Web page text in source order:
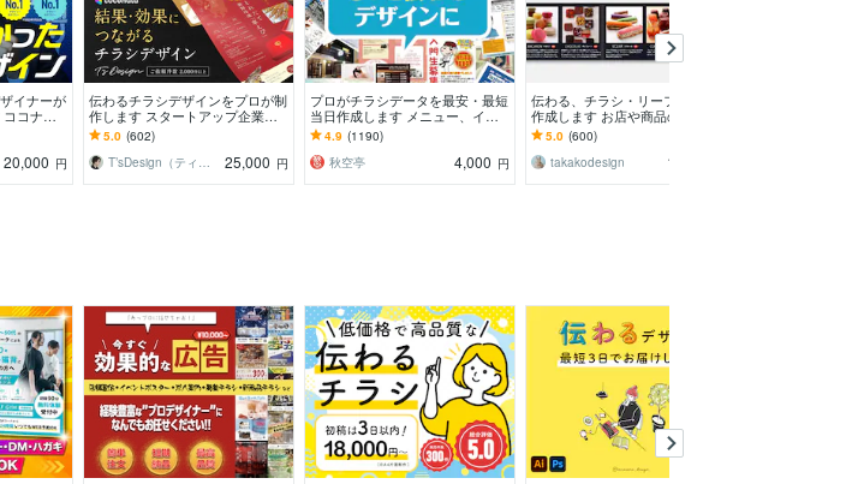
イナーが
コナラ
個人まで
20,000 円
伝わるチラシデザインをプロが制
作します スタートアップ企業か
ら老舗まで！反響を実感できるチ
ラシを
5.0 (602)
T’sDesign（ティーズデザイン）
25,000 円
プロがチラシデータを最安・最短
当日作成します メニュー、イベ
ント、企業案内など、あらゆる印
刷物に対応可能！
4.9 (1190)
秋空亭
4,000 円
伝わる、チラシ・リーフレットを
作成します お店や商品のイメー
ジにぴったりのデザインをご提
案！
5.0 (600)
takakodesign
11,000